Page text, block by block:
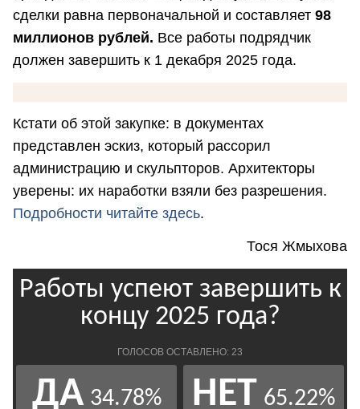
сделки равна первоначальной и составляет 98
миллионов рублей. Все работы подрядчик
должен завершить к 1 декабря 2025 года.
Кстати об этой закупке: в документах
представлен эскиз, который рассорил
администрацию и скульпторов. Архитекторы
уверены: их наработки взяли без разрешения.
Подробности читайте здесь.
Тося Жмыхова